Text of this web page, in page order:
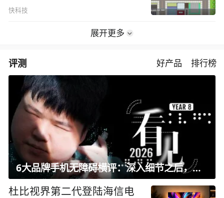
快科技
展开更多
评测 好产品 排行榜
6大品牌手机无障碍横评：深入细节之后，似乎只有苹果能挺住？｜ 看见2026
杜比视界第二代登陆海信电